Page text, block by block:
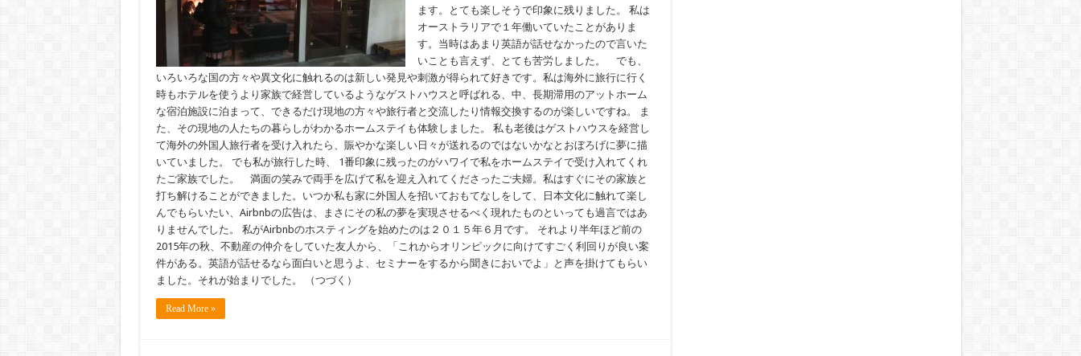
ます。とても楽しそうで印象に残りました。 私は
オーストラリアで１年働いていたことがありま
す。当時はあまり英語が話せなかったので言いた
いことも言えず、とても苦労しました。 でも、
いろいろな国の方々や異文化に触れるのは新しい発見や刺激が得られて好きです。私は海外に旅行に行く
時もホテルを使うより家族で経営しているようなゲストハウスと呼ばれる、中、長期滞用のアットホーム
な宿泊施設に泊まって、できるだけ現地の方々や旅行者と交流したり情報交換するのが楽しいですね。 ま
た、その現地の人たちの暮らしがわかるホームステイも体験しました。 私も老後はゲストハウスを経営し
て海外の外国人旅行者を受け入れたら、賑やかな楽しい日々が送れるのではないかなとおぼろげに夢に描
いていました。 でも私が旅行した時、 1番印象に残ったのがハワイで私をホームステイで受け入れてくれ
たご家族でした。 満面の笑みで両手を広げて私を迎え入れてくださったご夫婦。私はすぐにその家族と
打ち解けることができました。いつか私も家に外国人を招いておもてなしをして、日本文化に触れて楽し
んでもらいたい、Airbnbの広告は、まさにその私の夢を実現させるべく現れたものといっても過言ではあ
りませんでした。 私がAirbnbのホスティングを始めたのは２０１５年６月です。 それより半年ほど前の
2015年の秋、不動産の仲介をしていた友人から、「これからオリンピックに向けてすごく利回りが良い案
件がある。英語が話せるなら面白いと思うよ、セミナーをするから聞きにおいでよ」と声を掛けてもらい
ました。それが始まりでした。 （つづく）
Read More »